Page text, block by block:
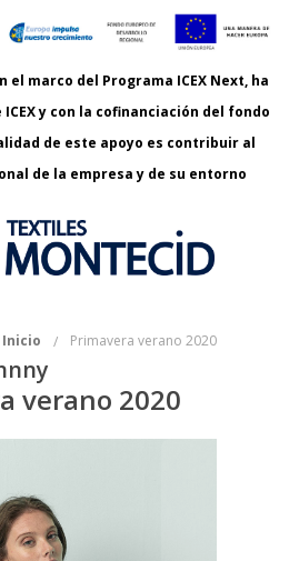
el marco del Programa ICEX Next, ha
y con la cofinanciación del fondo
de este apoyo es contribuir al
de la empresa y de su entorno
Inicio Primavera verano 2020
verano 2020